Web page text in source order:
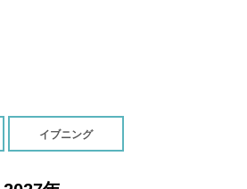
イブニング